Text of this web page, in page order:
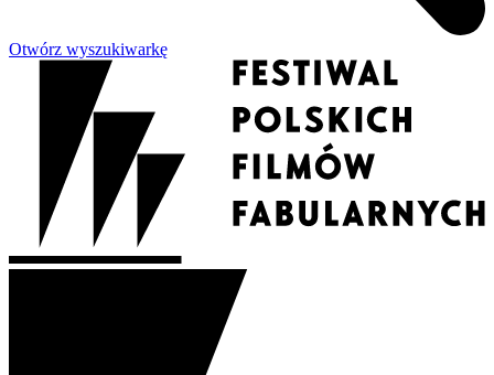
Otwórz wyszukiwarkę